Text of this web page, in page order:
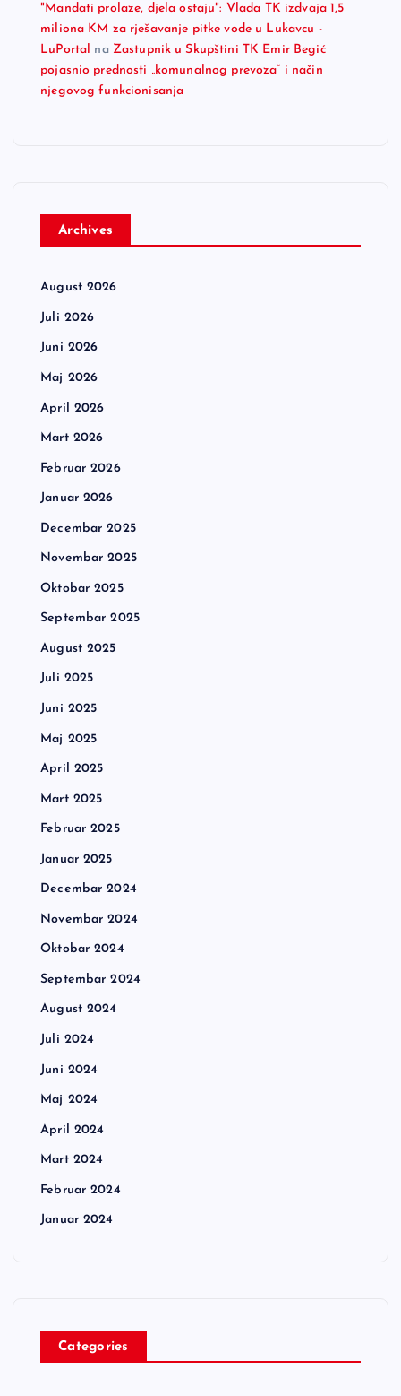
"Mandati prolaze, djela ostaju": Vlada TK izdvaja 1,5
miliona KM za rješavanje pitke vode u Lukavcu -
LuPortal na Zastupnik u Skupštini TK Emir Begić
pojasnio prednosti „komunalnog prevoza“ i način
njegovog funkcionisanja
Archives
August 2026
Juli 2026
Juni 2026
Maj 2026
April 2026
Mart 2026
Februar 2026
Januar 2026
Decembar 2025
Novembar 2025
Oktobar 2025
Septembar 2025
August 2025
Juli 2025
Juni 2025
Maj 2025
April 2025
Mart 2025
Februar 2025
Januar 2025
Decembar 2024
Novembar 2024
Oktobar 2024
Septembar 2024
August 2024
Juli 2024
Juni 2024
Maj 2024
April 2024
Mart 2024
Februar 2024
Januar 2024
Categories